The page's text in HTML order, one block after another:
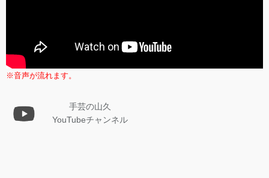
※音声が流れます。
手芸の山久
YouTubeチャンネル